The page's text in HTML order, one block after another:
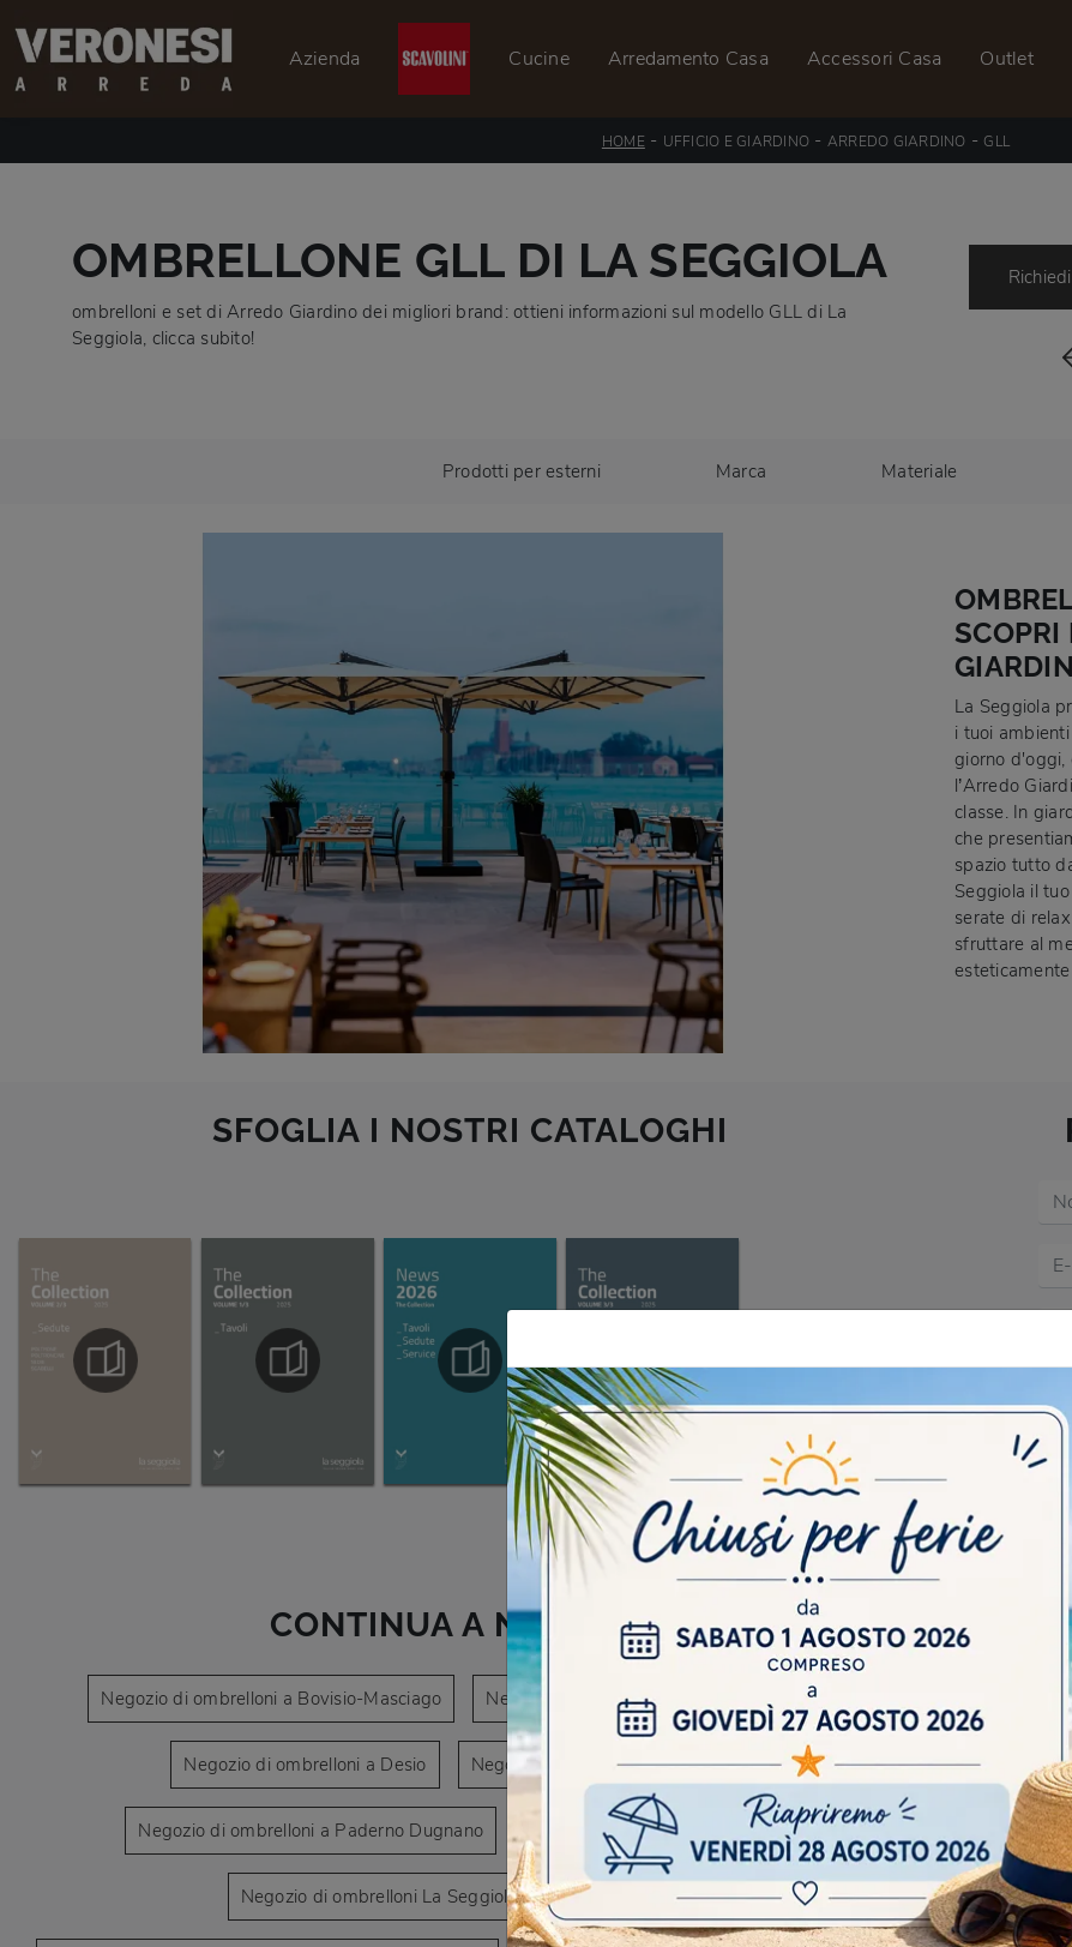
Azienda Cucine Arredamento Casa Accessori Casa Outlet
HOME - UFFICIO E GIARDINO - ARREDO GIARDINO - GLL
OMBRELLONE GLL DI LA SEGGIOLA
ombrelloni e set di Arredo Giardino dei migliori brand: ottieni informazioni sul modello GLL di La
Seggiola, clicca subito!
Prodotti per esterni Marca Materiale
SCOPRI
La Seggiola
i tuoi
giorno d'oggi,
l’Arredo
classe. In
che
spazio tutto
Seggiola il
serate di
sfruttare al
SFOGLIA I NOSTRI CATALOGHI
CONTINUA A NAVIGARE
Negozio di ombrelloni a Bovisio-Masciago Negozio di ombrelloni a Cesano Maderno
Negozio di ombrelloni a Desio Negozio di ombrelloni a Limbiate
Negozio di ombrelloni a Paderno Dugnano Negozio di ombrelloni a Seveso
Negozio di ombrelloni La Seggiola a Bovisio-Masciago